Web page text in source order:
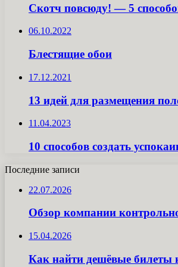
Скотч повсюду! — 5
06.10.2022
Блестящие обои
17.12.2021
13 идей для размещения
11.04.2023
10 способов создать
Последние записи
22.07.2026
Обзор компании
15.04.2026
Как найти дешёвые билеты